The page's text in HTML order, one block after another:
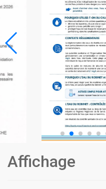
Affichage